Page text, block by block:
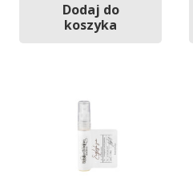
Dodaj do
koszyka